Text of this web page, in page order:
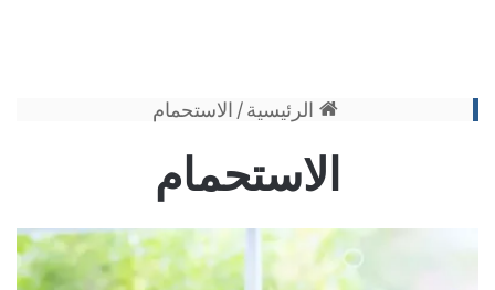
الرئيسية / الاستحمام
الاستحمام